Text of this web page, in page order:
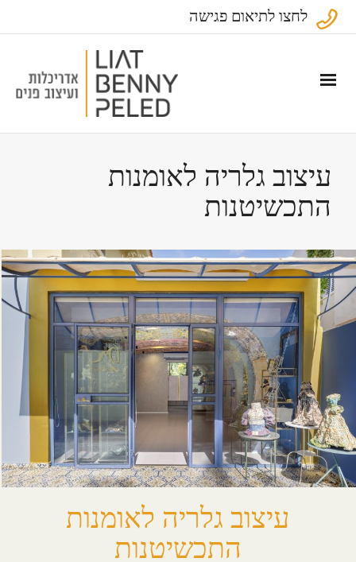
לחצו לתיאום פגישה
עיצוב גלריה לאומנות
התכשיטנות
עיצוב גלריה לאומנות
התכשיטנות